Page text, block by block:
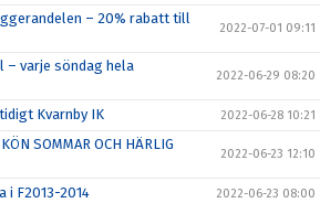
– 20% rabatt till
2022-07-01 09:11
varje söndag hela
2022-06-29 08:20
Kvarnby IK 2022-06-28 10:21
SOMMAR OCH HÄRLIG
2022-06-23 12:10
i F2013-2014 2022-06-23 08:00